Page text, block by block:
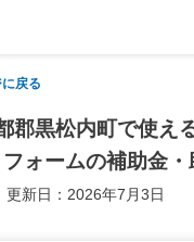
戻る
郡黒松内町で使え
ォームの補助金・
更新日：2026年7月3日